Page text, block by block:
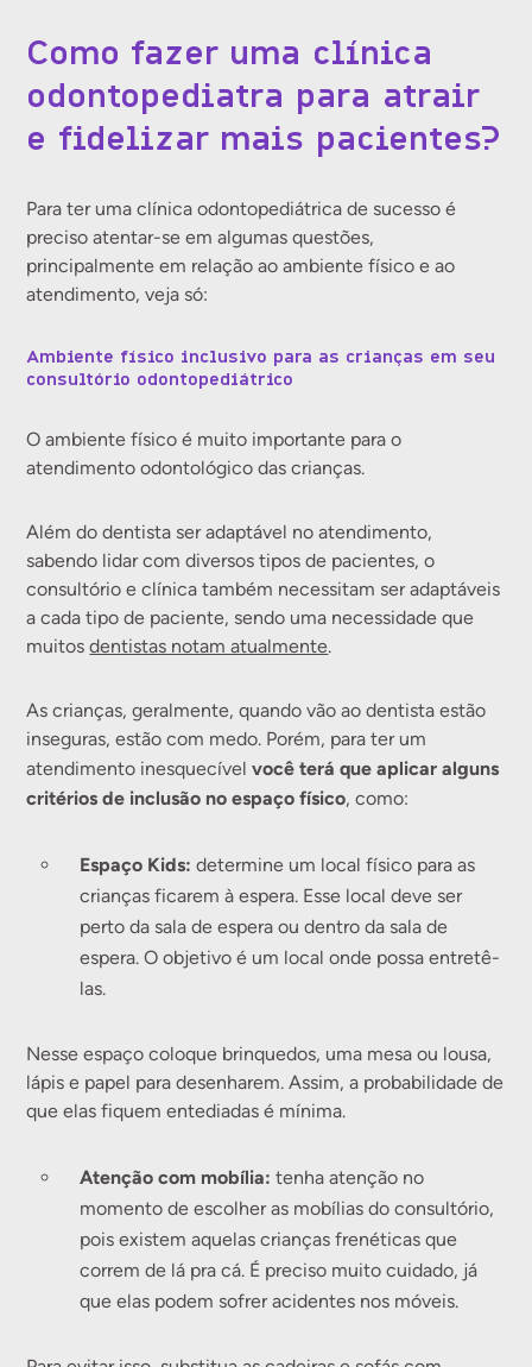
Como fazer uma clínica
odontopediatra para atrair
e fidelizar mais pacientes?
Para ter uma clínica odontopediátrica de sucesso é
preciso atentar-se em algumas questões,
principalmente em relação ao ambiente físico e ao
atendimento, veja só:
Ambiente físico inclusivo para as crianças em seu
consultório odontopediátrico
O ambiente físico é muito importante para o
atendimento odontológico das crianças.
Além do dentista ser adaptável no atendimento,
sabendo lidar com diversos tipos de pacientes, o
consultório e clínica também necessitam ser adaptáveis
a cada tipo de paciente, sendo uma necessidade que
muitosdentistas notam atualmente.
As crianças, geralmente, quando vão ao dentista estão
inseguras, estão com medo. Porém, para ter um
atendimento inesquecívelvocê terá que aplicar alguns
critérios de inclusão no espaço físico, como:
Espaço Kids:determine um local físico para as
crianças ficarem à espera. Esse local deve ser
perto da sala de espera ou dentro da sala de
espera. O objetivo é um local onde possa entretê-
las.
Nesse espaço coloque brinquedos, uma mesa ou lousa,
lápis e papel para desenharem. Assim, a probabilidade de
que elas fiquem entediadas é mínima.
Atenção com mobília: tenha atenção no
momento de escolher as mobílias do consultório,
pois existem aquelas crianças frenéticas que
correm de lá pra cá. É preciso muito cuidado, já
que elas podem sofrer acidentes nos móveis.